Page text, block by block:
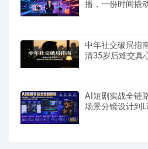
播，一份时间撬
中年社交破局指
清35岁后难交真
AI短剧实战全链
场景分镜设计到